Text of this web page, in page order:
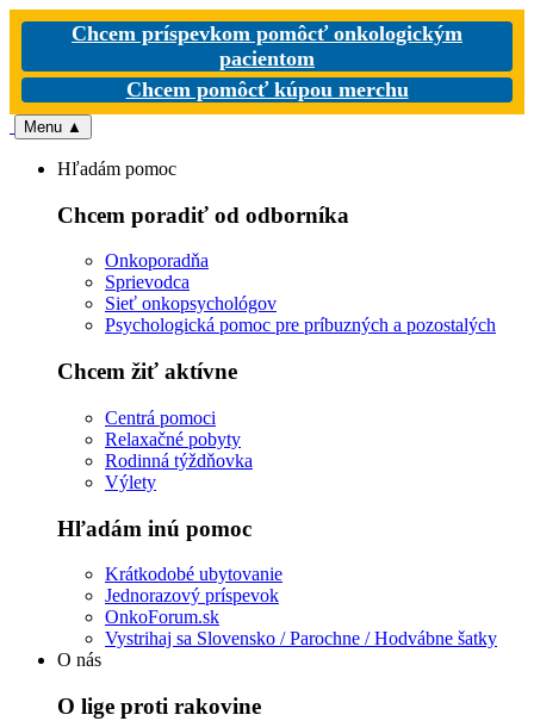
Chcem príspevkom pomôcť onkologickým
pacientom
Chcem pomôcť kúpou merchu
Menu ▲
Hľadám pomoc
Chcem poradiť od odborníka
Onkoporadňa
Sprievodca
Sieť onkopsychológov
Psychologická pomoc pre príbuzných a pozostalých
Chcem žiť aktívne
Centrá pomoci
Relaxačné pobyty
Rodinná týždňovka
Výlety
Hľadám inú pomoc
Krátkodobé ubytovanie
Jednorazový príspevok
OnkoForum.sk
Vystrihaj sa Slovensko / Parochne / Hodvábne šatky
O nás
O lige proti rakovine